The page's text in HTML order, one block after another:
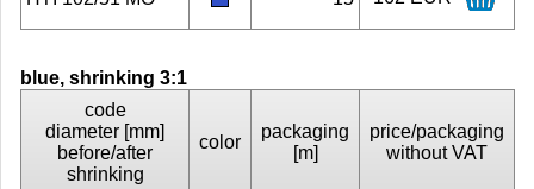
blue, shrinking 3:1
code
diameter [mm]
before/after
shrinking
color
packaging
[m]
price/packaging
without VAT